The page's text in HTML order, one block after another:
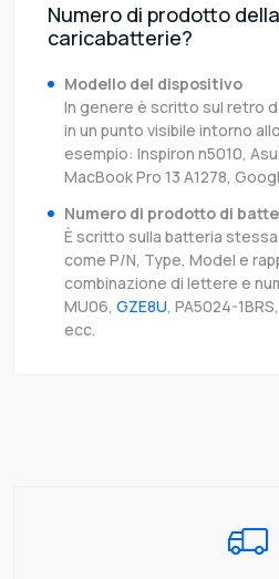
Numero di prodotto
caricabatterie?
Modello del dispositivo
In genere è scritto sul retro
in un punto visibile intorno
esempio: Inspiron n5010,
MacBook Pro 13 A1278,
Numero di prodotto di
È scritto sulla batteria
come P/N, Type, Model e
combinazione di lettere e
MU06, GZE8U, PA5024-
ecc.